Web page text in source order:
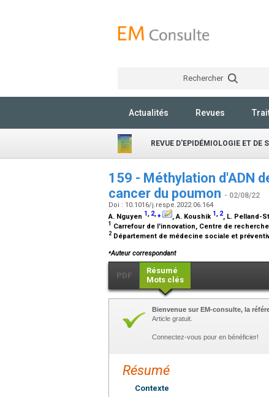
Rechercher
Actualités Revues
REVUE D'EPIDÉMIOLOGIE ET DE
159 - Méthylation d'ADN
cancer du poumon - 02/08/22
Doi : 10.1016/j.respe.2022.06.164
A. Nguyen 1, 2,⁎ , A. Koushik 1, 2, L. Pelland-
1 Carrefour de l'innovation, Centre de
2 Département de médecine sociale et
⁎Auteur correspondant
PDF
Résumé
Mots clés
Bienvenue sur EM-consulte, la
Article gratuit.
Connectez-vous pour en bénéficier!
Résumé
Contexte